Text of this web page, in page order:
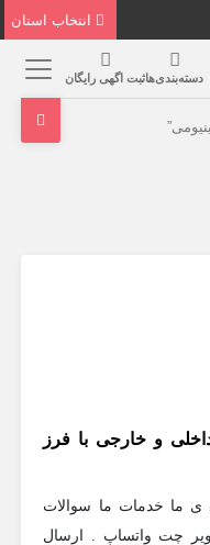
دسته‌بندی‌هاثبت اگهی رایگان
و خارجی با فرز
ی ما خدمات ما سوالات
چت واتساپ . ارسال